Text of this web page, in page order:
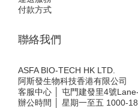
付款方式
聯絡我們
ASFA BIO-TECH HK LTD.
阿斯發生物科技香港有限公司
客服中心 │ 屯門建發里4號
辦公時間 │ 星期一至五 1000-